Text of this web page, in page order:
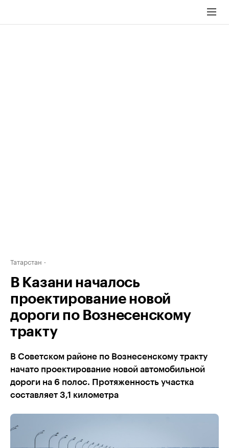
Татарстан
В Казани началось
проектирование новой
дороги по Вознесенскому
тракту
В Советском районе по Вознесенскому тракту
начато проектирование новой автомобильной
дороги на 6 полос. Протяженность участка
составляет 3,1 километра